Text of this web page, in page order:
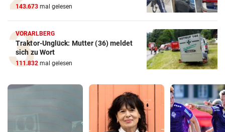
143.673 mal gelesen
VORARLBERG
Traktor-Unglück: Mutter (36) meldet
sich zu Wort
111.832 mal gelesen